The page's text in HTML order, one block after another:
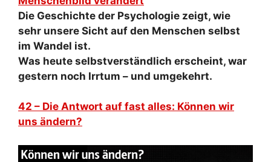
Die Geschichte der Psychologie zeigt, wie
sehr unsere Sicht auf den Menschen selbst
im Wandel ist.
Was heute selbstverständlich erscheint, war
gestern noch Irrtum – und umgekehrt.
42 – Die Antwort auf fast alles: Können wir
uns ändern?